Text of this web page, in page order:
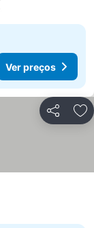
Ver preços
Partilhar